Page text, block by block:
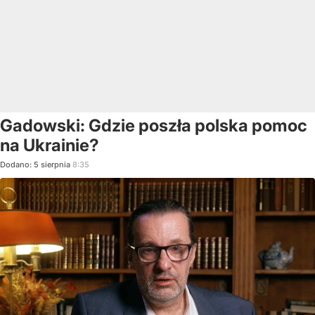
Gadowski: Gdzie poszła polska pomoc
na Ukrainie?
Dodano: 5 sierpnia 8:35